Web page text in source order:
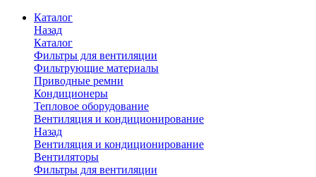
Каталог
Назад
Каталог
Фильтры для вентиляции
Фильтрующие материалы
Приводные ремни
Кондиционеры
Тепловое оборудование
Вентиляция и кондиционирование
Назад
Вентиляция и кондиционирование
Вентиляторы
Фильтры для вентиляции